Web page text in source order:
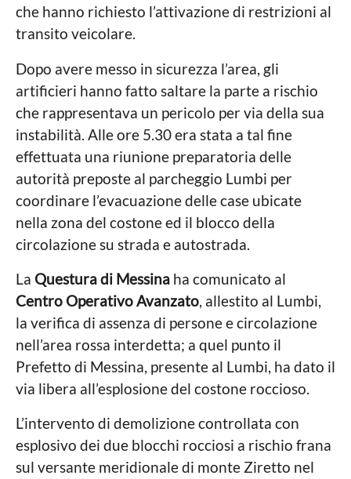
che hanno richiesto l’attivazione di restrizioni al
transito veicolare.
Dopo avere messo in sicurezza l’area, gli
artificieri hanno fatto saltare la parte a rischio
che rappresentava un pericolo per via della sua
instabilità. Alle ore 5.30 era stata a tal fine
effettuata una riunione preparatoria delle
autorità preposte al parcheggio Lumbi per
coordinare l’evacuazione delle case ubicate
nella zona del costone ed il blocco della
circolazione su strada e autostrada.
La Questura di Messina ha comunicato al
Centro Operativo Avanzato, allestito al Lumbi,
la verifica di assenza di persone e circolazione
nell’area rossa interdetta; a quel punto il
Prefetto di Messina, presente al Lumbi, ha dato il
via libera all’esplosione del costone roccioso.
L’intervento di demolizione controllata con
esplosivo dei due blocchi rocciosi a rischio frana
sul versante meridionale di monte Ziretto nel